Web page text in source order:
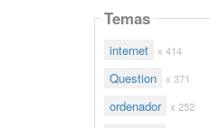
Temas
internet x 414
Question x 371
ordenador x 252